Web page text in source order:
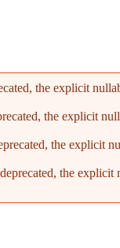
the explicit
the explicit
the explicit
the explicit